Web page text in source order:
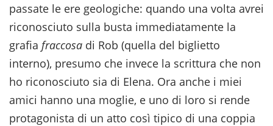
passate le ere geologiche: quando una volta avrei
riconosciuto sulla busta immediatamente la
grafia fraccosa di Rob (quella del biglietto
interno), presumo che invece la scrittura che non
ho riconosciuto sia di Elena. Ora anche i miei
amici hanno una moglie, e uno di loro si rende
protagonista di un atto così tipico di una coppia